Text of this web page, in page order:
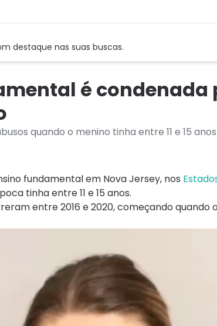
destaque nas suas buscas.
é condenada
quando o menino tinha entre 11 e 15 anos
fundamental em Nova Jersey, nos
tinha entre 11 e 15 anos.
entre 2016 e 2020, começando quando